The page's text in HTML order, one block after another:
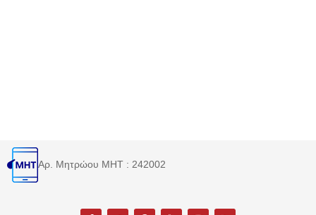
Αρ. Μητρώου MHT : 242002